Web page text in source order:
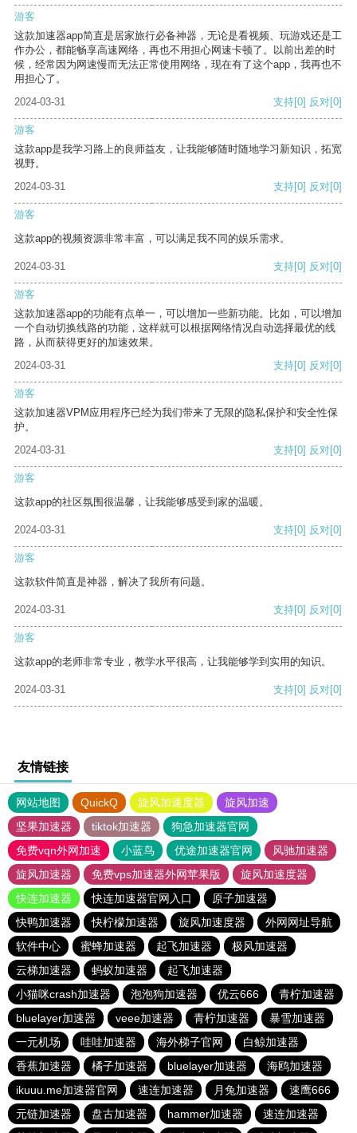
游客
这款加速器app简直是居家旅行必备神器，无论是看视频、玩游戏还是工
作办公，都能畅享高速网络，再也不用担心网速卡顿了。以前出差的时
候，经常因为网速慢而无法正常使用网络，现在有了这个app，我再也不
用担心了。
2024-03-31
支持[0] 反对[0]
游客
这款app是我学习路上的良师益友，让我能够随时随地学习新知识，拓宽
视野。
2024-03-31
支持[0] 反对[0]
游客
这款app的视频资源非常丰富，可以满足我不同的娱乐需求。
2024-03-31 支持[0] 反对[0]
游客
这款加速器app的功能有点单一，可以增加一些新功能。比如，可以增加
一个自动切换线路的功能，这样就可以根据网络情况自动选择最优的线
路，从而获得更好的加速效果。
2024-03-31
支持[0] 反对[0]
游客
这款加速器VPM应用程序已经为我们带来了无限的隐私保护和安全性保
护。
2024-03-31
支持[0] 反对[0]
游客
这款app的社区氛围很温馨，让我能够感受到家的温暖。
2024-03-31 支持[0] 反对[0]
游客
这款软件简直是神器，解决了我所有问题。
2024-03-31 支持[0] 反对[0]
游客
这款app的老师非常专业，教学水平很高，让我能够学到实用的知识。
2024-03-31 支持[0] 反对[0]
友情链接
网站地图 QuickQ 旋风加速度器
旋风加速
坚果加速器
tiktok加速器
狗急加速器官网
免费vqn外网加速
小蓝鸟 优途加速器官网
风驰加速器
旋风加速器
免费vps加速器外网苹果版
旋风加速度器
快连加速器
快连加速器官网入口
原子加速器
快鸭加速器
快柠檬加速器 旋风加速度器
外网网址导航
软件中心
蜜蜂加速器 起飞加速器
极风加速器
云梯加速器
蚂蚁加速器
起飞加速器
小猫咪crash加速器
泡泡狗加速器 优云666
青柠加速器
bluelayer加速器
veee加速器 青柠加速器
暴雪加速器
一元机场
哇哇加速器 海外梯子官网
白鲸加速器
香蕉加速器
橘子加速器 bluelayer加速器
海鸥加速器
ikuuu.me加速器官网
速连加速器 月兔加速器
速鹰666
元链加速器
盘古加速器 hammer加速器
速连加速器